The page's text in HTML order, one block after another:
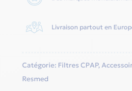
Livraison partout en
Catégorie: Filtres CPAP,
Resmed